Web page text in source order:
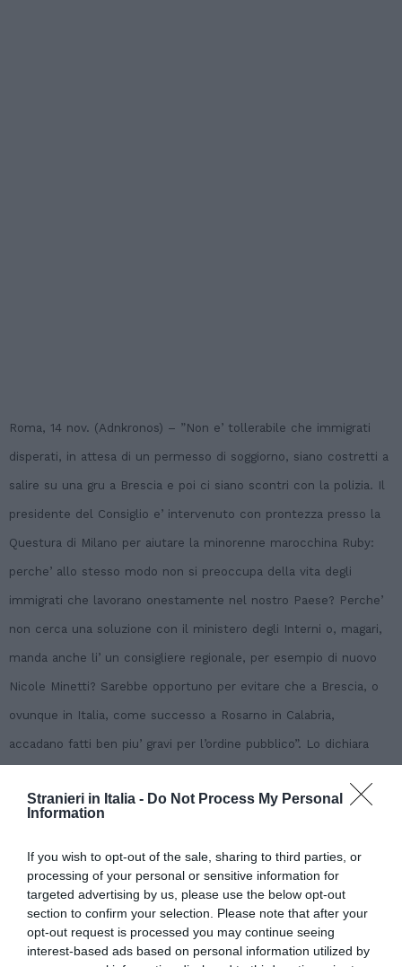
Stranieri in Italia - Do Not Process My Personal
Information
If you wish to opt-out of the sale, sharing to third parties, or
processing of your personal or sensitive information for
targeted advertising by us, please use the below opt-out
section to confirm your selection. Please note that after your
opt-out request is processed you may continue seeing
interest-based ads based on personal information utilized by
Roma, 14 nov. (Adnkronos) – ”Non e’ tollerabile che immigrati
disperati, in attesa di un permesso di soggiorno, siano costretti a
salire su una gru a Brescia e poi ci siano scontri con la polizia. Il
presidente del Consiglio e’ intervenuto con prontezza presso la
Questura di Milano per aiutare la minorenne marocchina Ruby:
perche’ allo stesso modo non si preoccupa della vita degli
immigrati che lavorano onestamente nel nostro Paese? Perche’
non cerca una soluzione con il ministero degli Interni o, magari,
manda anche li’ un consigliere regionale, per esempio di nuovo
Nicole Minetti? Sarebbe opportuno per evitare che a Brescia, o
ovunque in Italia, come successo a Rosarno in Calabria,
accadano fatti ben piu’ gravi per l’ordine pubblico”. Lo dichiara
commissione per gli Affari Esteri. (Pol-Leb/Col/Adnkronos)
Articolo precedente
Francia: almeno sette morti in incendio in
centro immigrati a Digione
Articolo seguente
IMMIGRATI: DE CORATO, FLI IN LINEA CON